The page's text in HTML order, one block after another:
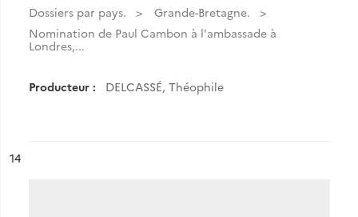
Dossiers par pays.
Grande-Bretagne.
Nomination de Paul Cambon à l'ambassade à
Londres,...
Producteur : DELCASSÉ, Théophile
n°
14